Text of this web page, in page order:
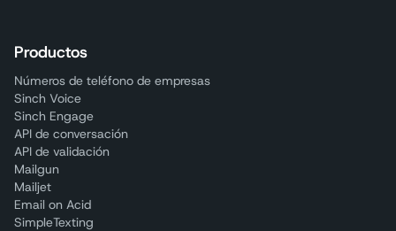
Productos
Números de teléfono de empresas
Sinch Voice
Sinch Engage
API de conversación
API de validación
Mailgun
Mailjet
Email on Acid
SimpleTexting